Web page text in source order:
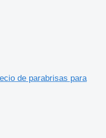
de parabrisas para